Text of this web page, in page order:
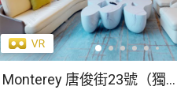
Monterey 唐俊街23號（獨立屋）